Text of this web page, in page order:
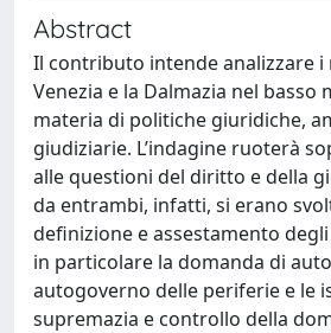
Abstract
Il contributo intende analizzare
Venezia e la Dalmazia nel basso
materia di politiche giuridiche,
giudiziarie. L’indagine ruoterà
alle questioni del diritto e della
da entrambi, infatti, si erano
definizione e assestamento
in particolare la domanda di
autogoverno delle periferie e le
supremazia e controllo della